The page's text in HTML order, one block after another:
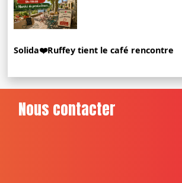
Solida❤️Ruffey tient le café rencontre
Nous contacter